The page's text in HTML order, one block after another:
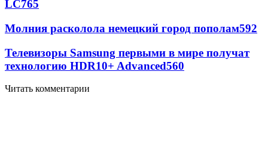
LC765
Молния расколола немецкий город пополам592
Телевизоры Samsung первыми в мире получат
технологию HDR10+ Advanced560
Читать комментарии